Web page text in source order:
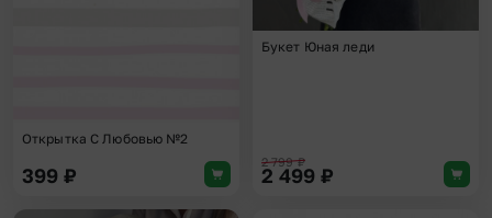
Открытка С Любовью №2
399 ₽
Букет Юная леди
2 799₽
2 499 ₽